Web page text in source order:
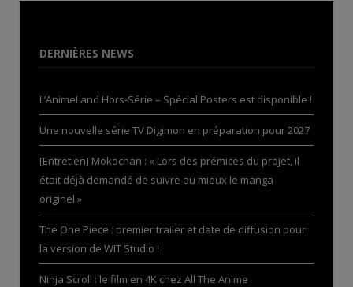
DERNIÈRES NEWS
L’AnimeLand Hors-Série – Spécial Posters est disponible !
Une nouvelle série TV Digimon en préparation pour 2027
[Entretien] Mokochan : « Lors des prémices du projet, il
était déjà demandé de suivre au mieux le manga
originel.»
The One Piece : premier trailer et date de diffusion pour
la version de WIT Studio !
Ninja Scroll : le film en 4K chez All The Anime